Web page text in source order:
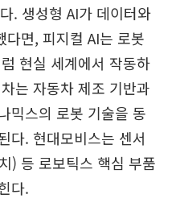
. 생성형 AI가 데이터와
다면, 피지컬 AI는 로봇
현실 세계에서 작동하
는 자동차 제조 기반과
믹스의 로봇 기술을 동
다. 현대모비스는 센서
) 등 로보틱스 핵심 부품
다.